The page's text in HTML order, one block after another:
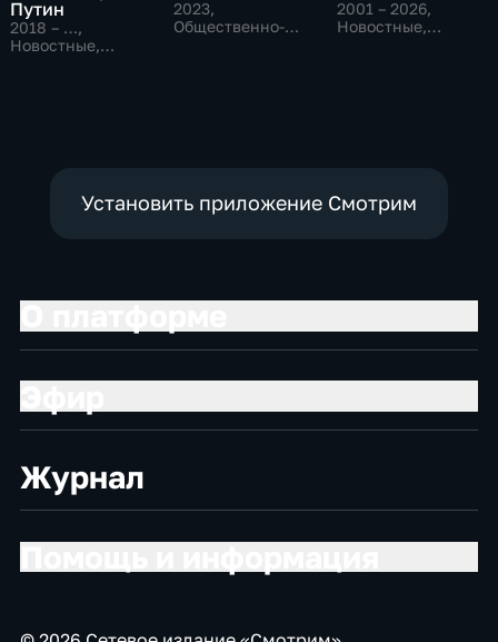
Путин
2018 – …,
Новостные,
2023,
Общественно-
2001 – 2026,
Новостные,
Установить приложение Смотрим
Журнал